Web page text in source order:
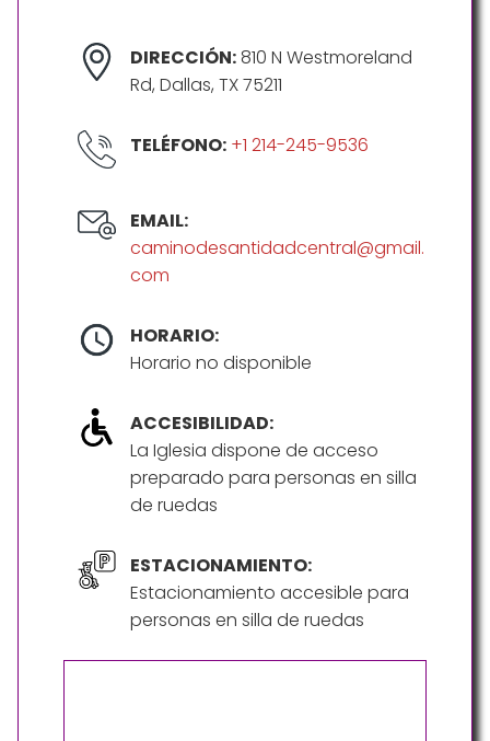
DIRECCIÓN:810 N Westmoreland
Rd, Dallas, TX 75211
TELÉFONO: +1 214-245-9536
EMAIL:
caminodesantidadcentral@gmail.
com
HORARIO:
Horario no disponible
ACCESIBILIDAD:
La Iglesia dispone de acceso
preparado para personas en silla
de ruedas
ESTACIONAMIENTO:
Estacionamiento accesible para
personas en silla de ruedas